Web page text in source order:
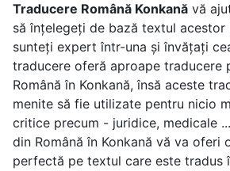
Traducere Română Konkanăvă
să înțelegeți de bază textul acestor
sunteți expert într-una și învățați
traducere oferă aproape traducere
Română în Konkană, însă aceste
menite să fie utilizate pentru nicio
critice precum - juridice, medicale
din Română în Konkană vă va oferi
perfectă pe textul care este tradus